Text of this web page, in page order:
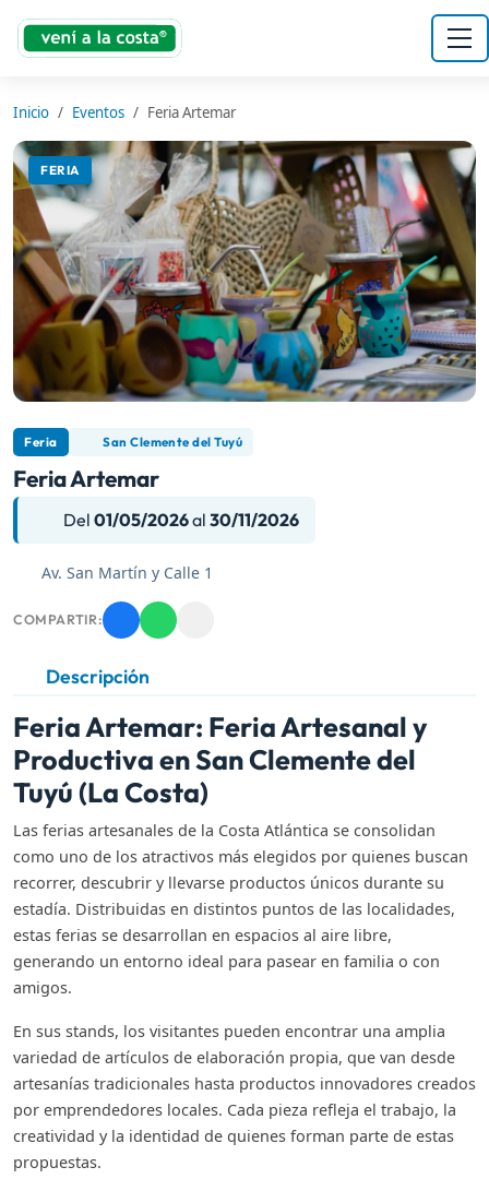
Inicio Eventos Feria Artemar
FERIA
Feria San Clemente del Tuyú
Feria Artemar
Del01/05/2026al30/11/2026
Av. San Martín y Calle 1
COMPARTIR:
Descripción
Feria Artemar: Feria Artesanal y
Productiva en San Clemente del
Tuyú (La Costa)
Las ferias artesanales de la Costa Atlántica se consolidan
como uno de los atractivos más elegidos por quienes buscan
recorrer, descubrir y llevarse productos únicos durante su
estadía. Distribuidas en distintos puntos de las localidades,
estas ferias se desarrollan en espacios al aire libre,
generando un entorno ideal para pasear en familia o con
amigos.
En sus stands, los visitantes pueden encontrar una amplia
variedad de artículos de elaboración propia, que van desde
artesanías tradicionales hasta productos innovadores creados
por emprendedores locales. Cada pieza refleja el trabajo, la
creatividad y la identidad de quienes forman parte de estas
propuestas.